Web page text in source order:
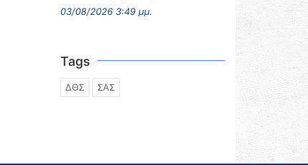
03/08/2026 3:49 μμ.
Tags
ΔΘΣ ΣΑΣ